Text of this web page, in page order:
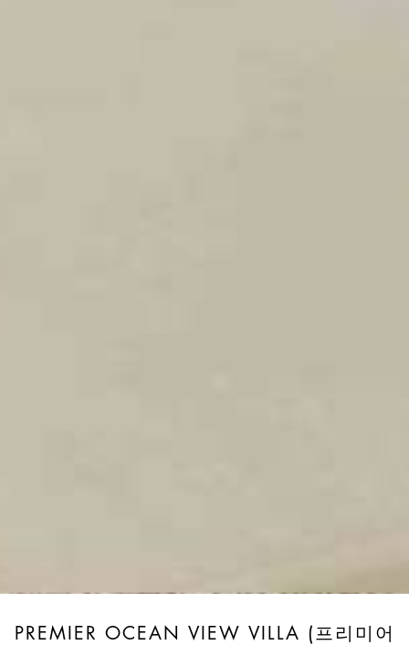
PREMIER OCEAN VIEW VILLA (프리미어